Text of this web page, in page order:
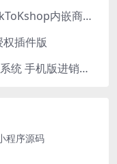
Java多语言跨境电商外贸商城TikToKshop内嵌商城I商家入驻I一键铺
插件版
PHP进销存源码ERP多仓库管理系统 手机版进销存 php网络版进销存小程序
程序源码